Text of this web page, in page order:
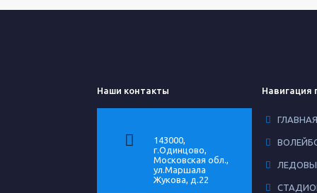
Наши контакты
143000,
г.Одинцово,
Московская обл.,
ул.Маршала
Жукова, д.22
Навигация
ГЛАВНАЯ